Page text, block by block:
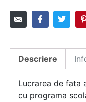
Descriere
Lucrarea de fata
cu programa